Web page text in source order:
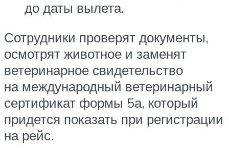
до даты вылета.
Сотрудники проверят документы,
осмотрят животное и заменят
ветеринарное свидетельство
на международный ветеринарный
сертификат формы 5а, который
придется показать при регистрации
на рейс.